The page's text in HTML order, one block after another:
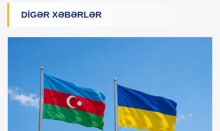
DIGƏR XƏBƏRLƏR